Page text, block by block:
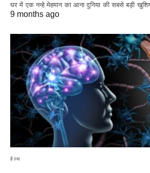
घर में एक नन्हे मेहमान का आना दुनिया की सबसे बड़ी
9 months ago
हेल्थ